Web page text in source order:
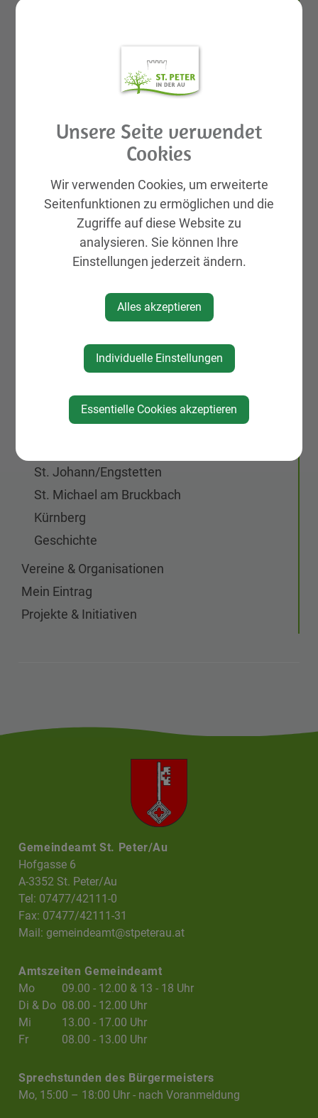
St. Peter in der Au APP
Rund ums Kind Basar
Galerien
KIRTAG
Wirtschaft
Natur, Sport & Erholung
Gemeinde, Geschichte, Gebiete
St. Peter Markt & Dorf
Neuigkeiten
Veranstaltungen
Vereine & Organisationen
St. Johann/Engstetten
St. Michael am Bruckbach
Kürnberg
Geschichte
Vereine & Organisationen
Mein Eintrag
Projekte & Initiativen
Gemeindeamt St. Peter/Au
Hofgasse 6
A-3352 St. Peter/Au
Tel: 07477/42111-0
Fax: 07477/42111-31
Mail:gemeindeamt@stpeterau.at
Amtszeiten Gemeindeamt
Mo
09.00 - 12.00 & 13 - 18 Uhr
Di & Do 08.00 - 12.00 Uhr
Mi
13.00 - 17.00 Uhr
Fr
08.00 - 13.00 Uhr
Sprechstunden des Bürgermeisters
Mo, 15:00 – 18:00 Uhr - nach Voranmeldung
Unsere Seite verwendet
Cookies
Wir verwenden Cookies, um erweiterte
Seitenfunktionen zu ermöglichen und die
Zugriffe auf diese Website zu
analysieren. Sie können Ihre
Einstellungen jederzeit ändern.
Alles akzeptieren
Individuelle Einstellungen
Essentielle Cookies akzeptieren